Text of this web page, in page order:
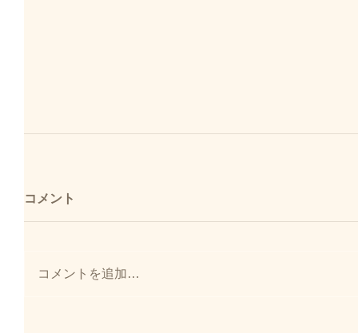
コメント
コメントを追加…